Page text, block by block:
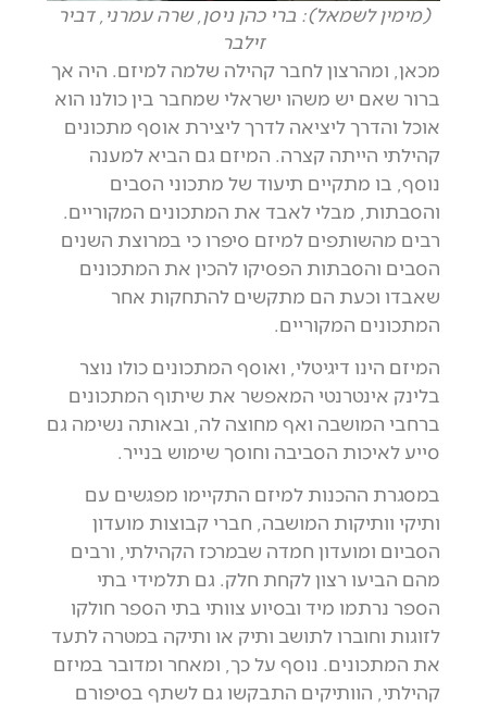
(מימין לשמאל): ברי כהן ניסן, שרה עמרני, דביר
זילבר
מכאן, ומהרצון לחבר קהילה שלמה למיזם. היה אך
ברור שאם יש משהו ישראלי שמחבר בין כולנו הוא
אוכל והדרך ליציאה לדרך ליצירת אוסף מתכונים
קהילתי הייתה קצרה. המיזם גם הביא למענה
נוסף, בו מתקיים תיעוד של מתכוני הסבים
והסבתות, מבלי לאבד את המתכונים המקוריים.
רבים מהשותפים למיזם סיפרו כי במרוצת השנים
הסבים והסבתות הפסיקו להכין את המתכונים
שאבדו וכעת הם מתקשים להתחקות אחר
המתכונים המקוריים.
המיזם הינו דיגיטלי, ואוסף המתכונים כולו נוצר
בלינק אינטרנטי המאפשר את שיתוף המתכונים
ברחבי המושבה ואף מחוצה לה, ובאותה נשימה גם
סייע לאיכות הסביבה וחוסך שימוש בנייר.
במסגרת ההכנות למיזם התקיימו מפגשים עם
ותיקי וותיקות המושבה, חברי קבוצות מועדון
הסביום ומועדון חמדה שבמרכז הקהילתי, ורבים
מהם הביעו רצון לקחת חלק. גם תלמידי בתי
הספר נרתמו מיד ובסיוע צוותי בתי הספר חולקו
לזוגות וחוברו לתושב ותיק או ותיקה במטרה לתעד
את המתכונים. נוסף על כך, ומאחר ומדובר במיזם
קהילתי, הוותיקים התבקשו גם לשתף בסיפורם